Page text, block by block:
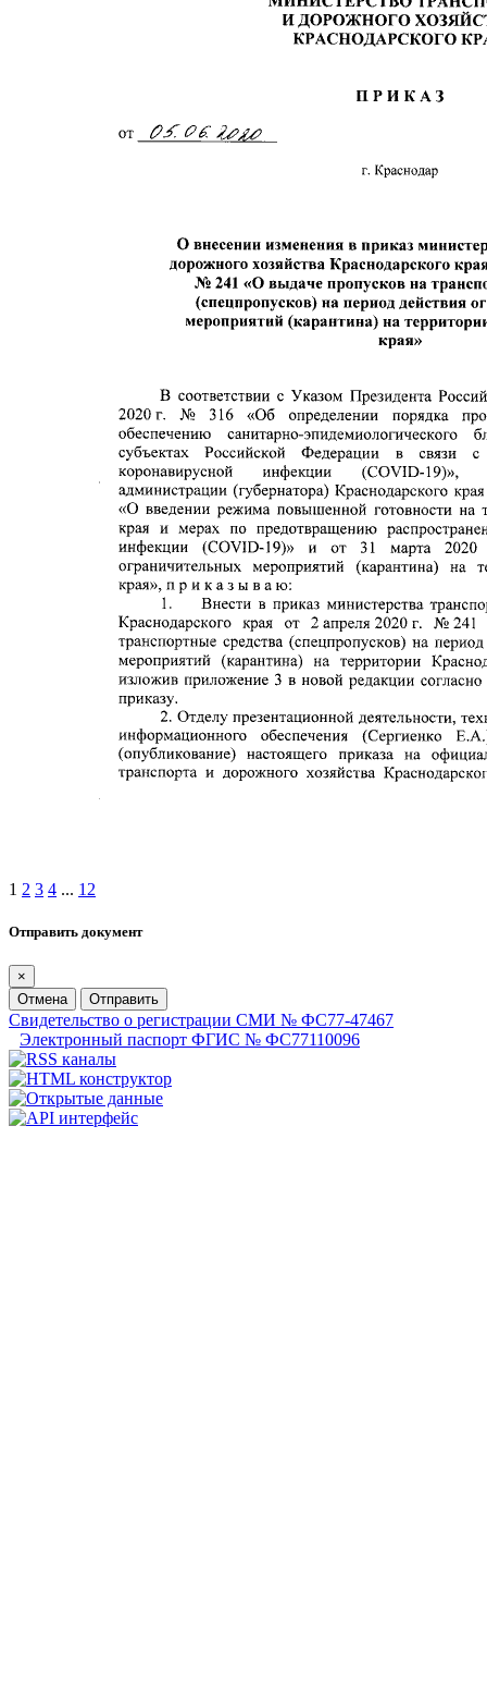
1 2 3 4 ... 12
Отправить документ
×
Отмена
Отправить
Свидетельство о регистрации СМИ № ФС77-47467
Электронный паспорт ФГИС № ФС77110096